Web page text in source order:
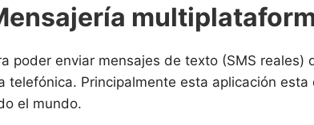
poder enviar mensajes de texto (SMS reales)
Principalmente esta aplicación esta
el mundo.